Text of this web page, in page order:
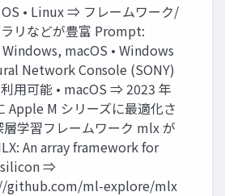
• Linux ⇒ フレームワーク/
リなどが豊富 Prompt:
macOS • Windows
Network Console (SONY)
⽤可能 • macOS ⇒ 2023 年
Apple M シリーズに最適化さ
層学習フレームワーク mlx が
An array framework for
⇒
github.com/ml-explore/mlx